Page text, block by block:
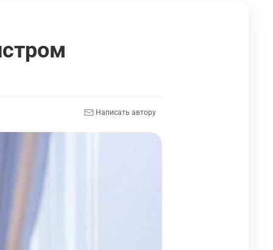
Написать автору